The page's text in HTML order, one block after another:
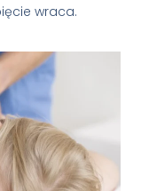
wraca.